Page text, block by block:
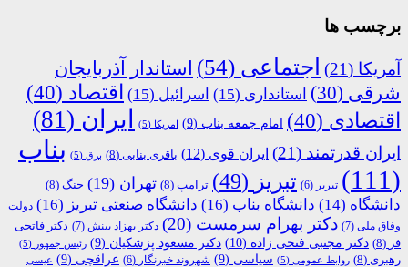
برچسب ها
آمریکا (21) اجتماعی (54)
استاندار آذربایجان
شرقی (30) استانداری (15) اسرائیل (15) اقتصاد (40)
اقتصادی (40) امام جمعه بناب (9) امریکا (5) ایران (81)
ایران قدرتمند (21) ایران قوی (12) باقری بنابی (8) برق (5)
بناب
(111)
تبریر (6) تبریز (49) ترامپ (8) تهران (19) جنگ (8)
دانشگاه (14) دانشگاه بناب (16) دانشگاه صنعتی تبریز (16)
دولت
وفاق ملی (7) دکتر بهرام سرمست (20) دکتر بهزاد بینش (7)
دکتر فاتحی
فر (8) دکتر مجتبی فتحی زاده (10) دکتر مسعود پزشکیان (9) رئیس جمهور (5)
رهبری (8) روابط عمومی (5) سیاسی (9) شهروند خبرنگار (6) عراقچی (9)
عیسی